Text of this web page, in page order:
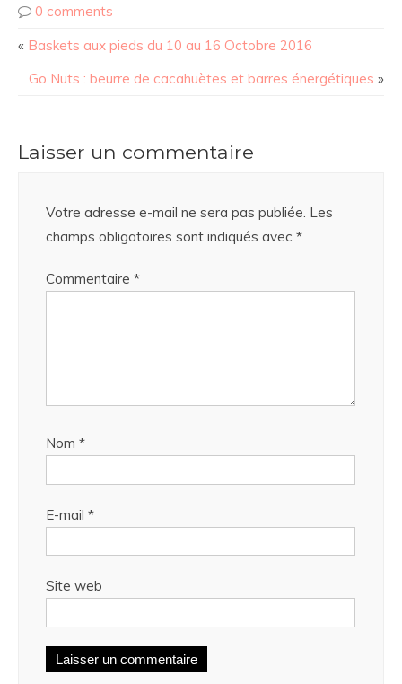
0 comments
« Baskets aux pieds du 10 au 16 Octobre 2016
Go Nuts : beurre de cacahuètes et barres énergétiques »
Laisser un commentaire
Votre adresse e-mail ne sera pas publiée. Les
champs obligatoires sont indiqués avec *
Commentaire *
Nom *
E-mail *
Site web